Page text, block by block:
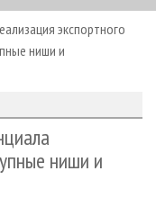
экспортного
ниши и
ниши и